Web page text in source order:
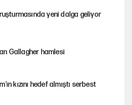
yeni dalga geliyor
Gallagher hamlesi
kızını hedef almıştı serbest